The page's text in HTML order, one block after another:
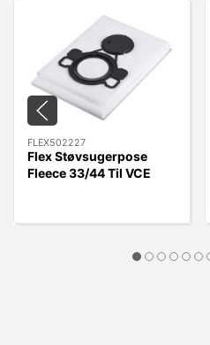
FLEX502227
Flex Støvsugerpose
Fleece 33/44 Til VCE